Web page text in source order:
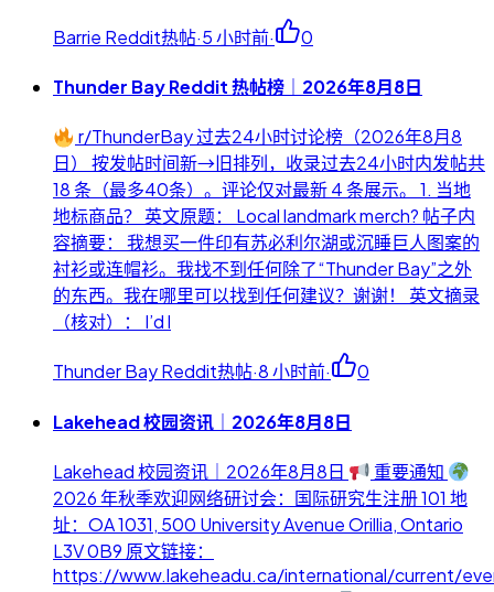
Barrie Reddit热帖·5 小时前· 0
Thunder Bay Reddit 热帖榜｜2026年8月8日
r/ThunderBay 过去24小时讨论榜（2026年8月8
日） 按发帖时间新→旧排列，收录过去24小时内发帖共
18 条（最多40条）。评论仅对最新 4 条展示。 1. 当地
地标商品？ 英文原题： Local landmark merch? 帖子内
容摘要： 我想买一件印有苏必利尔湖或沉睡巨人图案的
衬衫或连帽衫。我找不到任何除了“Thunder Bay”之外
的东西。我在哪里可以找到任何建议？谢谢！ 英文摘录
（核对）： I’d l
Thunder Bay Reddit热帖·8 小时前· 0
Lakehead 校园资讯｜2026年8月8日
Lakehead 校园资讯｜2026年8月8日
重要通知
2026 年秋季欢迎网络研讨会：国际研究生注册 101 地
址：OA 1031, 500 University Avenue Orillia, Ontario
L3V 0B9 原文链接：
https://www.lakeheadu.ca/international/current/